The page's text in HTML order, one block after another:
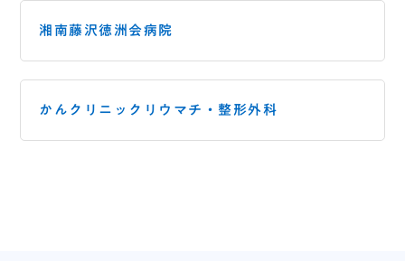
湘南藤沢徳洲会病院
かんクリニックリウマチ・ 整形外科